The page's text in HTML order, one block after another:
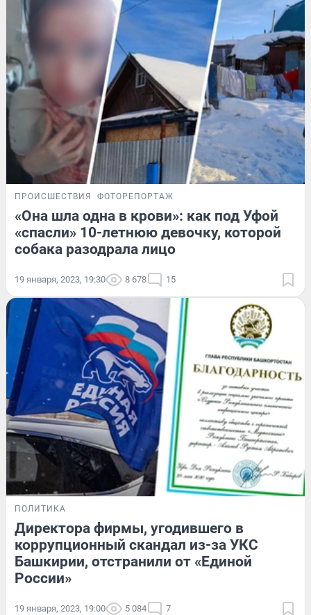
ПРОИСШЕСТВИЯ ФОТОРЕПОРТАЖ
«Она шла одна в крови»: как под Уфой
«спасли» 10-летнюю девочку, которой
собака разодрала лицо
19 января, 2023, 19:30 8 678 15
ПОЛИТИКА
Директора фирмы, угодившего в
коррупционный скандал из-за УКС
Башкирии, отстранили от «Единой
России»
19 января, 2023, 19:00 5 084 7